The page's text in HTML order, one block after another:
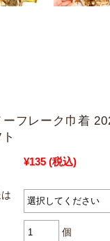
フレーク巾着
¥135 (税込)
個